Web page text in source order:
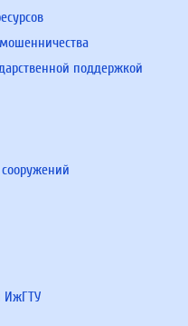
поддержкой
ИжГТУ